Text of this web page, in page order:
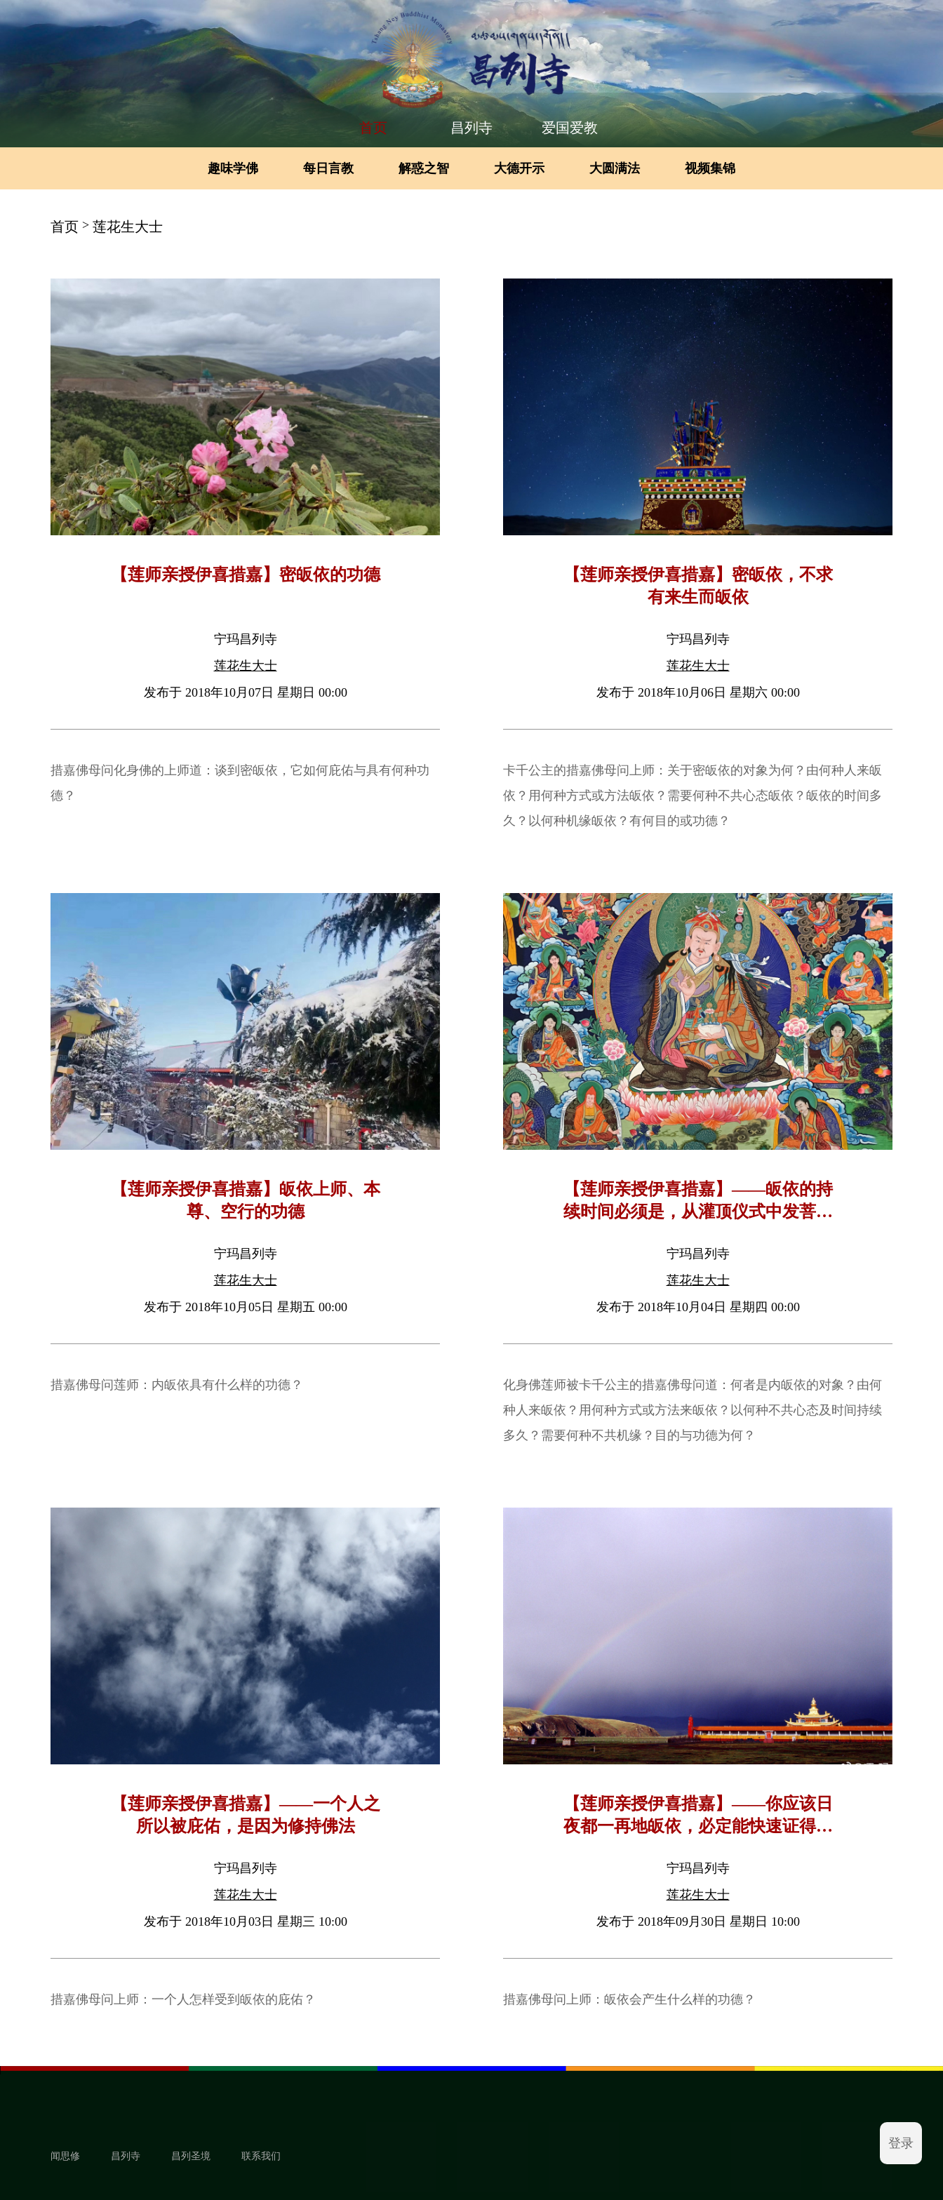
首页 昌列寺 爱国爱教
趣味学佛 每日言教 解惑之智 大德开示 大圆满法 视频集锦
首页 > 莲花生大士
【莲师亲授伊喜措嘉】密皈依的功德
宁玛昌列寺
莲花生大士
发布于 2018年10月07日 星期日 00:00
措嘉佛母问化身佛的上师道：谈到密皈依，它如何庇佑与具有何种功
德？
【莲师亲授伊喜措嘉】密皈依，不求
有来生而皈依
宁玛昌列寺
莲花生大士
发布于 2018年10月06日 星期六 00:00
卡千公主的措嘉佛母问上师：关于密皈依的对象为何？由何种人来皈
依？用何种方式或方法皈依？需要何种不共心态皈依？皈依的时间多
久？以何种机缘皈依？有何目的或功德？
【莲师亲授伊喜措嘉】皈依上师、本
尊、空行的功德
宁玛昌列寺
莲花生大士
发布于 2018年10月05日 星期五 00:00
措嘉佛母问莲师：内皈依具有什么样的功德？
【莲师亲授伊喜措嘉】——皈依的持
续时间必须是，从灌顶仪式中发菩提
止
宁玛昌列寺
莲花生大士
发布于 2018年10月04日 星期四 00:00
化身佛莲师被卡千公主的措嘉佛母问道：何者是内皈依的对象？由何
种人来皈依？用何种方式或方法来皈依？以何种不共心态及时间持续
多久？需要何种不共机缘？目的与功德为何？
【莲师亲授伊喜措嘉】——一个人之
所以被庇佑，是因为修持佛法
宁玛昌列寺
莲花生大士
发布于 2018年10月03日 星期三 10:00
措嘉佛母问上师：一个人怎样受到皈依的庇佑？
【莲师亲授伊喜措嘉】——你应该日
夜都一再地皈依，必定能快速证得完
宁玛昌列寺
莲花生大士
发布于 2018年09月30日 星期日 10:00
措嘉佛母问上师：皈依会产生什么样的功德？
闻思修 昌列寺 昌列圣境 联系我们
登录